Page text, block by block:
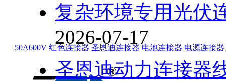
50A600V 红色连接器 圣恩迪连接器 电池连接器 电源连接器
复杂环境专用光伏
2026-07-17
圣恩迪动力连接器